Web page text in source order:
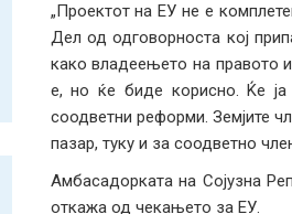
„Проектот на ЕУ не е
Дел од одговорноста кој
како владеењето на правото
е, но ќе биде корисно. Ќе ја
соодветни реформи. Земјите
пазар, туку и за соодветно
Амбасадорката на Сојузна
откажа од чекањето за ЕУ.